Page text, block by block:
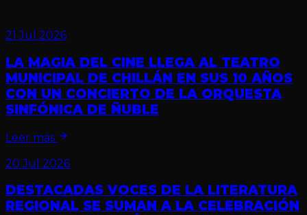
21 Jul 2026
LA MAGIA DEL CINE LLEGA AL TEATRO
MUNICIPAL DE CHILLÁN EN SUS 10 AÑOS
CON UN CONCIERTO DE LA ORQUESTA
SINFÓNICA DE ÑUBLE
Leer más
20 Jul 2026
DESTACADAS VOCES DE LA LITERATURA
REGIONAL SE SUMAN A LA CELEBRACIÓN